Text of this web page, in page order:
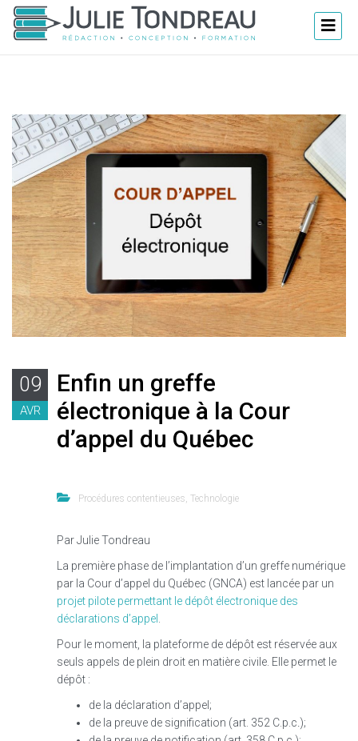
09
AVR
Enfin un greffe
électronique à la Cour
d’appel du Québec
Procédures contentieuses, Technologie
Par Julie Tondreau
La première phase de l’implantation d’un greffe numérique
par la Cour d’appel du Québec (GNCA) est lancée par un
projet pilote permettant le dépôt électronique des
déclarations d’appel
Pour le moment, la plateforme de dépôt est réservée aux
seuls appels de plein droit en matière civile. Elle permet le
dépôt :
de la déclaration d’appel;
de la preuve de signification (art. 352 C.p.c );